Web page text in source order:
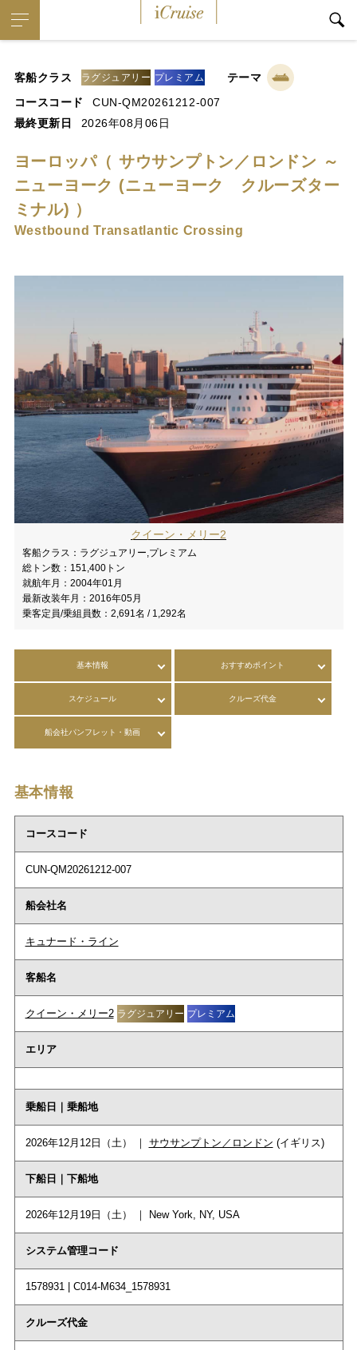
客船クラス ラグジュアリー プレミアム
テーマ
コースコード
CUN-QM20261212-007
最終更新日
2026年08月06日
ヨーロッパ（ サウサンプトン／ロンドン ～
ニューヨーク (ニューヨーク クルーズター
ミナル) ）
Westbound Transatlantic Crossing
クイーン・メリー2
客船クラス： ラグジュアリー,プレミアム
総トン数： 151,400トン
就航年月： 2004年01月
最新改装年月： 2016年05月
乗客定員/乗組員数： 2,691名 / 1,292名
基本情報 おすすめポイント
スケジュール クルーズ代金
船会社パンフレット・動画
基本情報
コースコード
CUN-QM20261212-007
船会社名
キュナード・ライン
客船名
クイーン・メリー2 ラグジュアリー プレミアム
エリア
乗船日｜乗船地
2026年12月12日（土） ｜ サウサンプトン／ロンドン (イギリス)
下船日｜下船地
2026年12月19日（土） ｜ New York, NY, USA
システム管理コード
1578931 | C014-M634_1578931
クルーズ代金